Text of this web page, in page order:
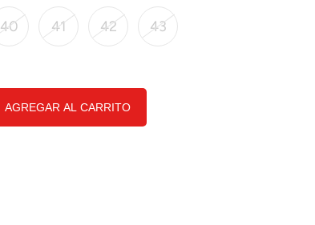
40 41 42 43
AGREGAR AL CARRITO